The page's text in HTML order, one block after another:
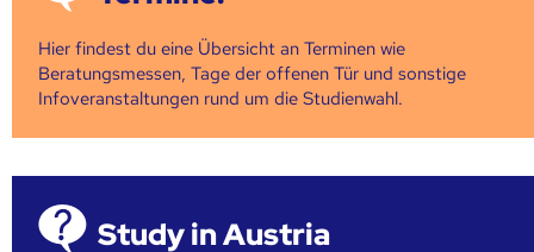
Hier findest du eine Übersicht an Terminen wie
Beratungsmessen, Tage der offenen Tür und sonstige
Infoveranstaltungen rund um die Studienwahl.
Study in Austria